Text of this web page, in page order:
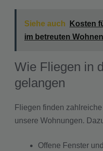
Siehe auch
Kosten
im betreuten Wohnen
Wie Fliegen in
gelangen
Fliegen finden zahlreiche
unsere Wohnungen.
Offene Fenster